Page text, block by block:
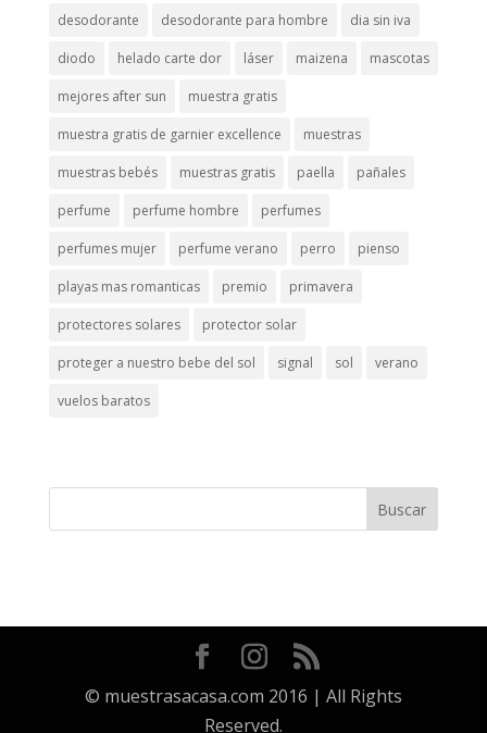
desodorante desodorante para hombre dia sin iva
diodo helado carte dor láser maizena mascotas
mejores after sun muestra gratis
muestra gratis de garnier excellence muestras
muestras bebés muestras gratis paella pañales
perfume perfume hombre perfumes
perfumes mujer perfume verano perro pienso
playas mas romanticas premio primavera
protectores solares protector solar
proteger a nuestro bebe del sol signal sol verano
vuelos baratos
© muestrasacasa.com 2016 | All Rights
Reserved.